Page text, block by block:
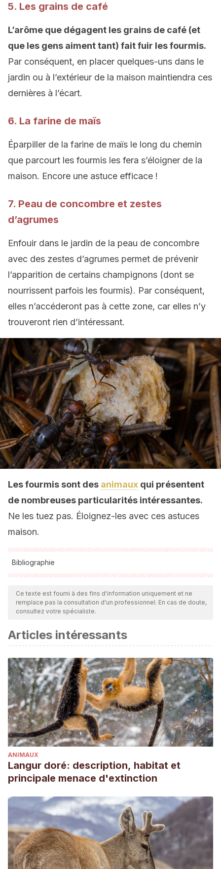
5. Les grains de café
L’arôme que dégagent les grains de café (et
que les gens aiment tant) fait fuir les fourmis.
Par conséquent, en placer quelques-uns dans le
jardin ou à l’extérieur de la maison maintiendra ces
dernières à l’écart.
6. La farine de maïs
Éparpiller de la farine de maïs le long du chemin
que parcourt les fourmis les fera s’éloigner de la
maison. Encore une astuce efficace !
7. Peau de concombre et zestes
d’agrumes
Enfouir dans le jardin de la peau de concombre
avec des zestes d’agrumes permet de prévenir
l’apparition de certains champignons (dont se
nourrissent parfois les fourmis). Par conséquent,
elles n’accéderont pas à cette zone, car elles n’y
trouveront rien d’intéressant.
Les fourmis sont des animaux qui présentent
de nombreuses particularités intéressantes.
Ne les tuez pas. Éloignez-les avec ces astuces
maison.
Bibliographie
Toutes les sources citées ont été examinées en profondeur
par notre équipe pour garantir leur qualité, leur fiabilité, leur
actualité et leur validité. La bibliographie de cet article a été
ou scientifique
Descubre estos repelentes naturales contra mosquitos y
otros insectos. Recogido el 19 de septiembre en
https://www.publico.es/ahorro-consumo-
responsable/descubre-estos-repelentes-naturales-contra-
mosquitos-y-otros-insectos/
6 Natural Ways To Get Rid Of Ants. Recogido el 19 de
septiembre en https://lasvegas.rentokil.com/blog/6-natural-
ways-get-rid-ants/
How to Kill and Repel Ants Safely. Recogido el 19 de
septiembre en https://www.healthline.com/health/how-to-
kill-ants#_noHeaderPrefixedContent
How to Get Rid of Ants Cheaply and Naturally. Recogido el
19 de septiembre en https://www.thespruce.com/get-rid-
of-ants-cheaply-and-naturally-1388157
Ce texte est fourni à des fins d'information uniquement et ne
remplace pas la consultation d'un professionnel. En cas de doute,
consultez votre spécialiste.
Articles intéressants
ANIMAUX
Langur doré: description, habitat et
principale menace d'extinction